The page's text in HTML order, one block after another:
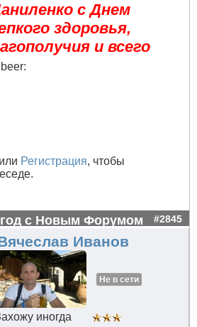
с Днем
здоровья,
и всего
beer:
или Регистрация, чтобы
с Новым Форумом #2845
Иванов
Не в сети
иногда